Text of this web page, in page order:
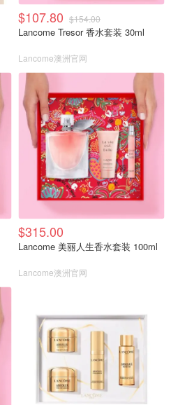
$107.80 $154.00
Lancome Tresor 香水套装 30ml
Lancome澳洲官网
$315.00
Lancome 美丽人生香水套装 100ml
Lancome澳洲官网